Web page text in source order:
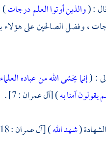
: (والذين أوتوا العلم درجات)
، وفضل الصالحين على
: (إنما يخشى الله من عباده العلماء
آمنا به) [آل عمران : 7] .
(شهد الله) [آل عمران : 18] إلى قوله : (